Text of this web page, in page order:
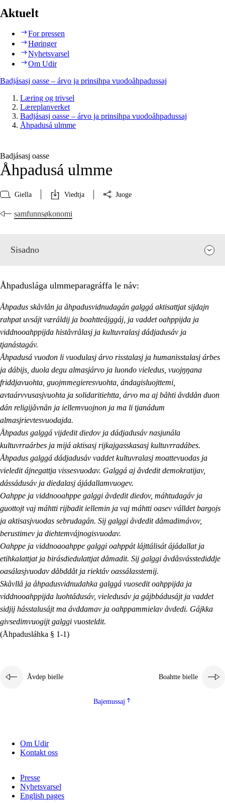
Aktuelt
For pressen
Høringer
Nyhetsvarsel
Om Udir
Badjásasj oasse – árvo ja prinsihpa vuodoåhpadussaj
Læring og trivsel
Læreplanverket
Badjásasj oasse – árvo ja prinsihpa vuodoåhpadussaj
Åhpadusá ulmme
Badjásasj oasse
Åhpadusá ulmme
Giella Viedtja Juoge
samfunnsøkonomi
Sisadno
Åhpaduslága ulmmeparagráffa le náv:
Åhpadus skåvlån ja åhpadusvidnudagán galggá aktisattjat sijdajn
rahpat uvsájt væráldij ja boahtteájggáj, ja vaddet oahppijda ja
viddnooahppijda histåvrålasj ja kultuvralasj dádjadusáv ja
tjanástagáv.
Åhpadusá vuodon li vuodulasj árvo risstalasj ja humanisstalasj árbes
ja dábijs, duola degu almasjárvo ja luondo vieledus, vuojŋŋana
friddjavuohta, guojmmegieresvuohta, ándagisluojttemi,
avtaárvvusasjvuohta ja solidaritiehtta, árvo ma aj båhti åvddån duon
dán religijåvnån ja iellemvuojnon ja ma li tjanádum
almasjrievtesvuodajda.
Åhpadus galggá vijdedit diedov ja dádjadusáv nasjunála
kultuvrraárbes ja mijá aktisasj rijkajgasskasasj kultuvrradábes.
Åhpadus galggá dádjadusáv vaddet kultuvralasj moattevuodas ja
vieledit ájnegattja vissesvuodav. Galggá aj åvdedit demokratijav,
dássádusáv ja diedalasj ájádallamvuogev.
Oahppe ja viddnooahppe galggi åvdedit diedov, máhtudagáv ja
guottojt vaj máhtti rijbadit iellemin ja vaj máhtti oasev válldet bargojs
ja aktisasjvuodas sebrudagán. Sij galggi åvdedit dåmadimávov,
berustimev ja diehtemvájnogisvuodav.
Oahppe ja viddnoaoahppe galggi oahppát lájttálisát ájádallat ja
etihkalattjat ja birásdiedulattjat dåmadit. Sij galggi åvdåsvásstediddje
oasálasjvuodav dåbddåt ja riektáv oassálasstemij.
Skåvllå ja åhpadusvidnudahka galggá vuosedit oahppijda ja
viddnooahppijda luohtádusáv, vieledusáv ja gájbbádusájt ja vaddet
sidjij hásstalusájt ma ávddamav ja oahppammielav åvdedi. Gájkka
givsedimvuogijt galggi vuosteldit.
(Åhpadusláhka § 1-1)
Åvdep bielle Boahtte bielle
Bajemussaj
Om Udir
Kontakt oss
Presse
Nyhetsvarsel
English pages